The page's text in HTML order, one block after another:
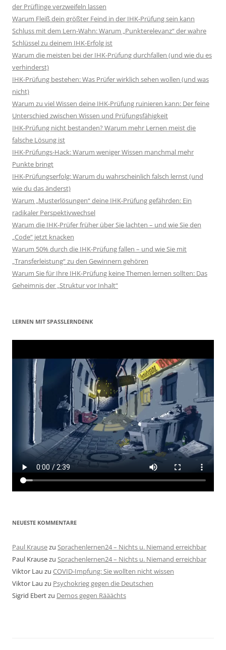
der Prüflinge verzweifeln lassen
Warum Fleiß dein größter Feind in der IHK-Prüfung sein kann
Schluss mit dem Lern-Wahn: Warum „Punkterelevanz“ der wahre
Schlüssel zu deinem IHK-Erfolg ist
Warum die meisten bei der IHK-Prüfung durchfallen (und wie du es
verhinderst)
IHK-Prüfung bestehen: Was Prüfer wirklich sehen wollen (und was
nicht)
Warum zu viel Wissen deine IHK-Prüfung ruinieren kann: Der feine
Unterschied zwischen Wissen und Prüfungsfähigkeit
IHK-Prüfung nicht bestanden? Warum mehr Lernen meist die
falsche Lösung ist
IHK-Prüfungs-Hack: Warum weniger Wissen manchmal mehr
Punkte bringt
IHK-Prüfungserfolg: Warum du wahrscheinlich falsch lernst (und
wie du das änderst)
Warum „Musterlösungen“ deine IHK-Prüfung gefährden: Ein
radikaler Perspektivwechsel
Warum die IHK-Prüfer früher über Sie lachten – und wie Sie den
„Code“ jetzt knacken
Warum 50% durch die IHK-Prüfung fallen – und wie Sie mit
„Transferleistung“ zu den Gewinnern gehören
Warum Sie für Ihre IHK-Prüfung keine Themen lernen sollten: Das
Geheimnis der „Struktur vor Inhalt“
LERNEN MIT SPASSLERNDENK
NEUESTE KOMMENTARE
Paul Krausezu Sprachenlernen24 – Nichts u. Niemand erreichbar
Paul Krausezu Sprachenlernen24 – Nichts u. Niemand erreichbar
Viktor Lau zu COVID-Impfung: Sie wollten nicht wissen
Viktor Lau zu Psychokrieg gegen die Deutschen
Sigrid Ebertzu Demos gegen Rääächts